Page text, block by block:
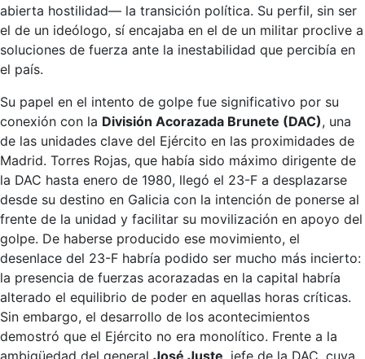
abierta hostilidad— la transición política. Su perfil, sin ser
el de un ideólogo, sí encajaba en el de un militar proclive a
soluciones de fuerza ante la inestabilidad que percibía en
el país.
Su papel en el intento de golpe fue significativo por su
conexión con la División Acorazada Brunete (DAC), una
de las unidades clave del Ejército en las proximidades de
Madrid. Torres Rojas, que había sido máximo dirigente de
la DAC hasta enero de 1980, llegó el 23-F a desplazarse
desde su destino en Galicia con la intención de ponerse al
frente de la unidad y facilitar su movilización en apoyo del
golpe. De haberse producido ese movimiento, el
desenlace del 23-F habría podido ser mucho más incierto:
la presencia de fuerzas acorazadas en la capital habría
alterado el equilibrio de poder en aquellas horas críticas.
Sin embargo, el desarrollo de los acontecimientos
demostró que el Ejército no era monolítico. Frente a la
ambigüedad del general José Juste , jefe de la DAC, cuya